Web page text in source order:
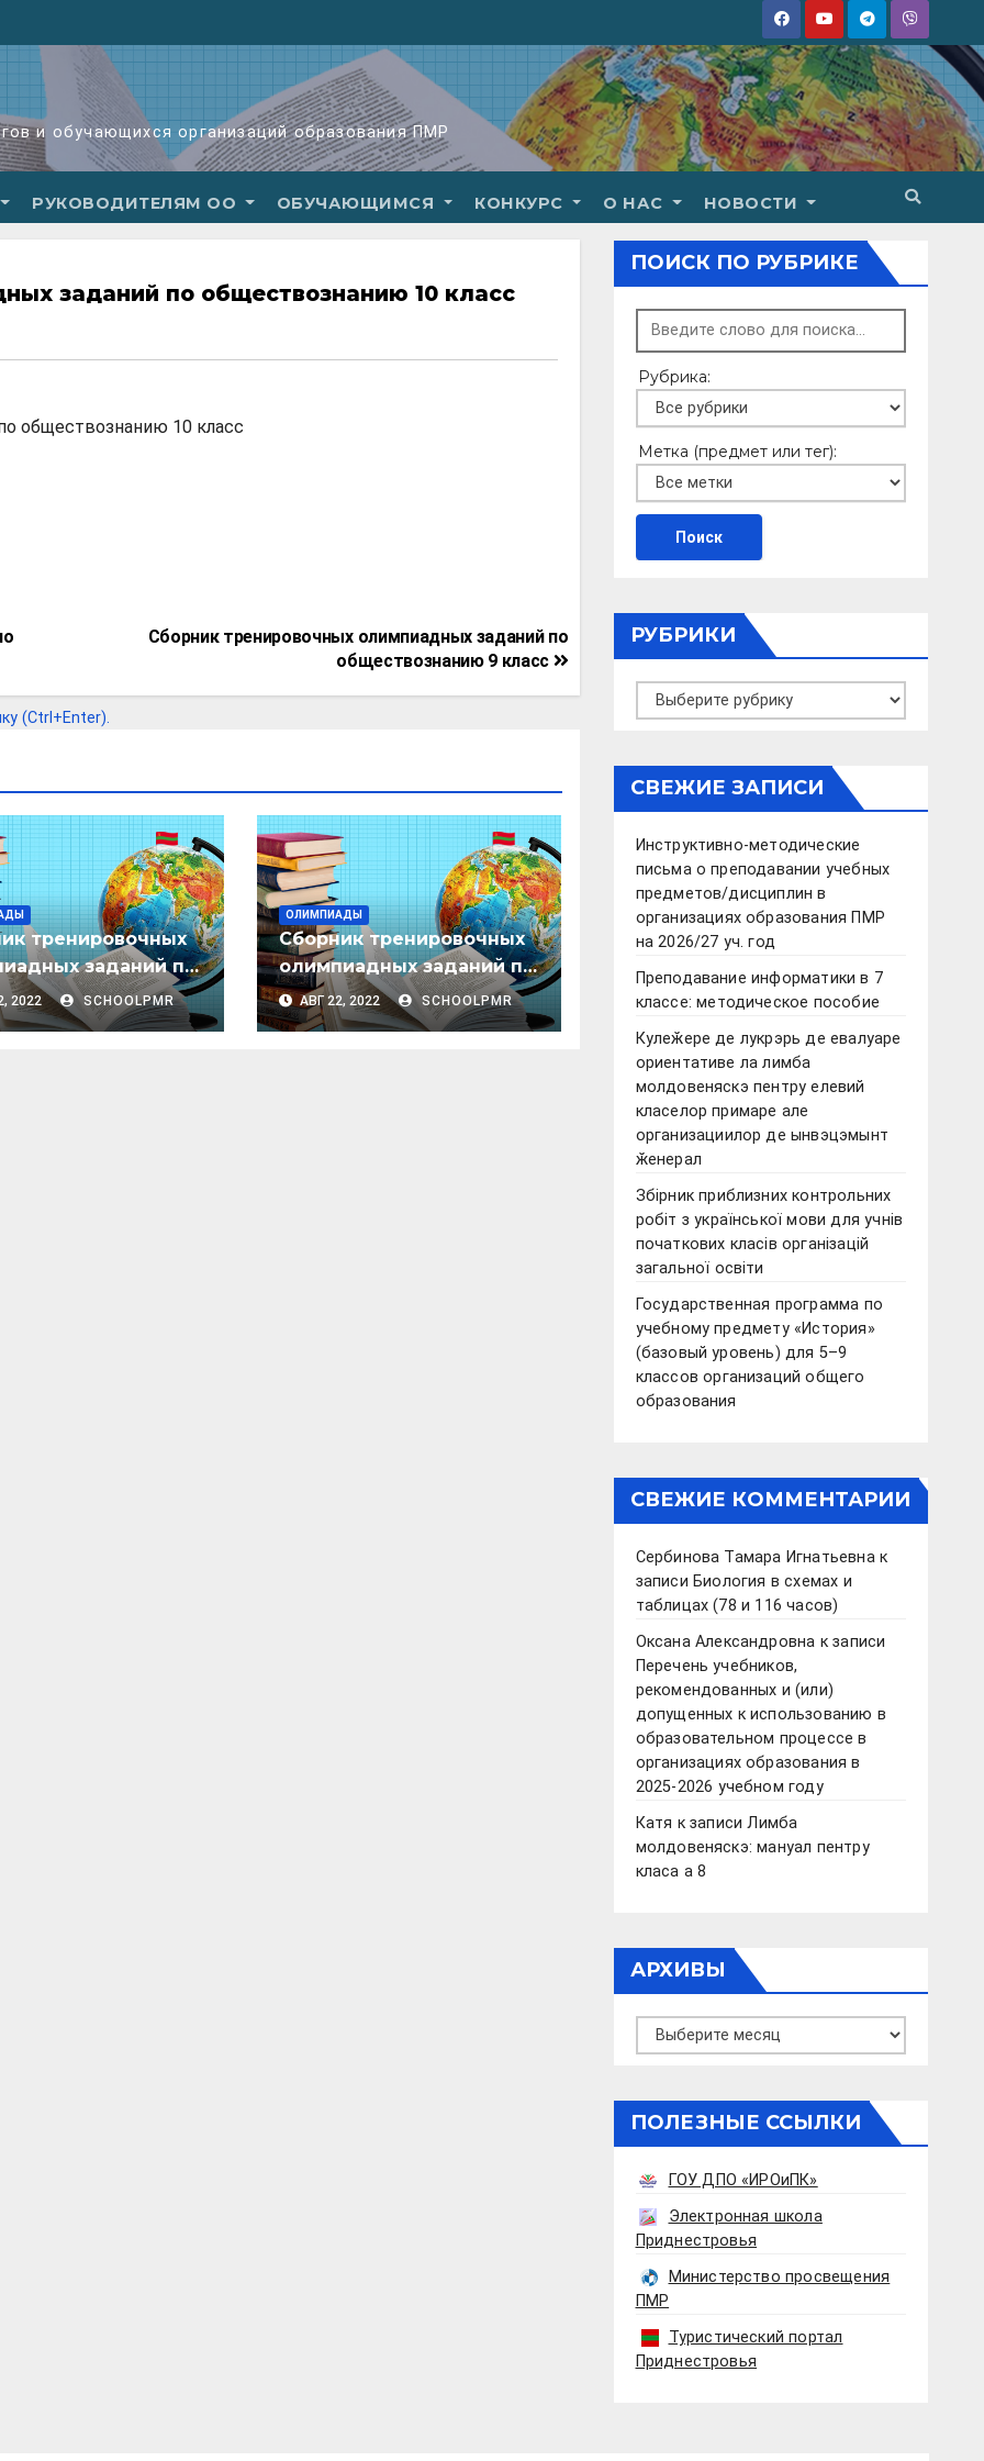
и обучающихся организаций образования ПМР
РУКОВОДИТЕЛЯМ ОО ОБУЧАЮЩИМСЯ КОНКУРС О НАС НОВОСТИ
заданий по обществознанию 10 класс
обществознанию 10 класс
Сборник тренировочных олимпиадных заданий по
обществознанию 9 класс
(Ctrl+Enter).
тренировочных
заданий по
10 класс
2022 SCHOOLPMR
ОЛИМПИАДЫ
Сборник тренировочных
олимпиадных заданий по
обществознанию 9 класс
АВГ 22, 2022 SCHOOLPMR
ПОИСК ПО РУБРИКЕ
Рубрика:
Метка (предмет или тег):
РУБРИКИ
Рубрики
СВЕЖИЕ ЗАПИСИ
Инструктивно-методические
письма о преподавании учебных
предметов/дисциплин в
организациях образования ПМР
на 2026/27 уч. год
Преподавание информатики в 7
классе: методическое пособие
Кулеӂере де лукрэрь де евалуаре
ориентативе ла лимба
молдовеняскэ пентру елевий
класелор примаре але
организациилор де ынвэцэмынт
ӂенерал
Збірник приблизних контрольних
робіт з української мови для учнів
початкових класів організацій
загальної освіти
Государственная программа по
учебному предмету «История»
(базовый уровень) для 5–9
классов организаций общего
образования
СВЕЖИЕ КОММЕНТАРИИ
Сербинова Тамара Игнатьевнак
записи Биология в схемах и
таблицах (78 и 116 часов)
Оксана Александровна к записи
Перечень учебников,
рекомендованных и (или)
допущенных к использованию в
образовательном процессе в
организациях образования в
2025-2026 учебном году
Катя к записиЛимба
молдовеняскэ: мануал пентру
класа а 8
АРХИВЫ
Архивы
ПОЛЕЗНЫЕ ССЫЛКИ
ГОУ ДПО «ИРОиПК»
Электронная школа
Приднестровья
Министерство просвещения
ПМР
Туристический портал
Приднестровья